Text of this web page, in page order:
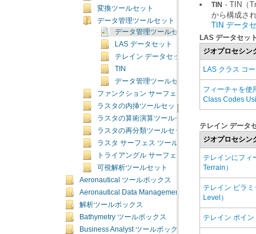
変換ツールセット
データ管理ツールセット
データ管理ツールセットの概要
LAS データセット
テレイン データセット
TIN
データ管理ツールセットの概念
ファンクション サーフェス ツールセット
ラスタの内挿ツールセット
ラスタの算術演算ツールセット
ラスタの再分類ツールセット
ラスタ サーフェス ツールセット
トライアングル サーフェス ツールセット
可視解析ツールセット
Aeronautical ツールボックス
Aeronautical Data Management ツールボックス
解析ツールボックス
Bathymetry ツールボックス
Business Analyst ツールボックス
TIN
から構成さ
TIN データ
LAS データセット
ジオプロセシン
LAS クラス コ
Class Codes
テレイン データ
ジオプロセシン
Terrain）
Level）
テレイン ポイン